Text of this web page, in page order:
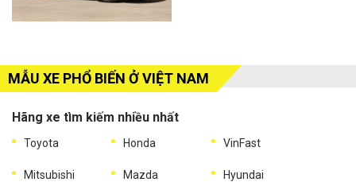
MẪU XE PHỔ BIẾN Ở VIỆT NAM
Hãng xe tìm kiếm nhiều nhất
Toyota Honda VinFast
Mitsubishi Mazda Hyundai